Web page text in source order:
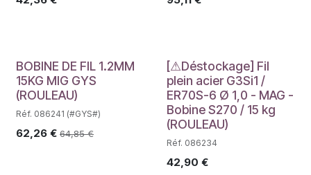
BOBINE DE FIL 1.2MM
15KG MIG GYS
(ROULEAU)
Réf. 086241 (#GYS#)
62,26 € 64,85€
Déstockage
[⚠Déstockage] Fil
plein acier G3Si1 /
ER70S-6 Ø 1,0 - MAG -
Bobine S270 / 15 kg
(ROULEAU)
Réf. 086234
42,90 €